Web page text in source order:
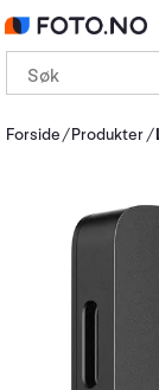
Forside Produkter